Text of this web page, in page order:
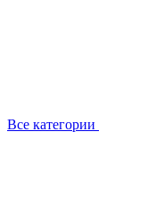
Все категории